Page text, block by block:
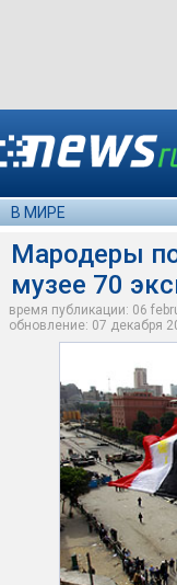
В МИРЕ
Мародеры
музее 70
время публикации: 06
обновление: 07 декабря